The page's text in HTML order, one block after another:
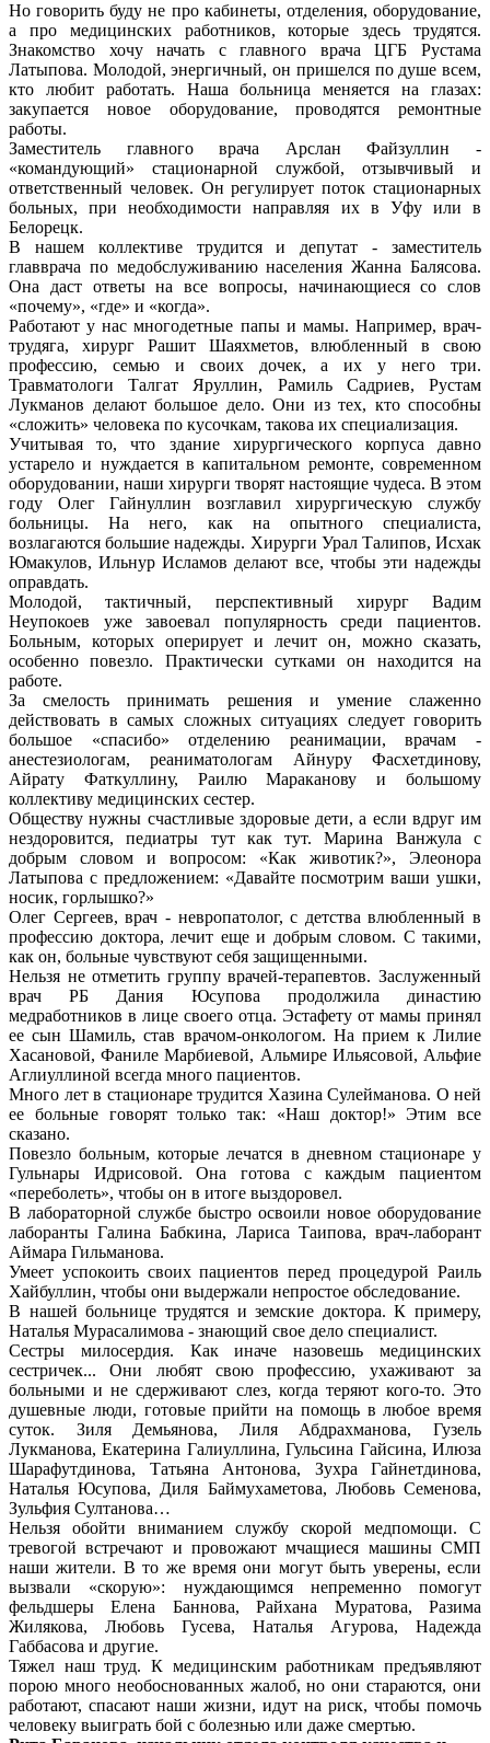
Но говорить буду не про кабинеты, отделения, оборудование,
а про медицинских работников, которые здесь трудятся.
Знакомство хочу начать с главного врача ЦГБ Рустама
Латыпова. Молодой, энергичный, он пришелся по душе всем,
кто любит работать. Наша больница меняется на глазах:
закупается новое оборудование, проводятся ремонтные
работы.
Заместитель главного врача Арслан Файзуллин -
«командующий» стационарной службой, отзывчивый и
ответственный человек. Он регулирует поток стационарных
больных, при необходимости направляя их в Уфу или в
Белорецк.
В нашем коллективе трудится и депутат - заместитель
главврача по медобслуживанию населения Жанна Балясова.
Она даст ответы на все вопросы, начинающиеся со слов
«почему», «где» и «когда».
Работают у нас многодетные папы и мамы. Например, врач-
трудяга, хирург Рашит Шаяхметов, влюбленный в свою
профессию, семью и своих дочек, а их у него три.
Травматологи Талгат Яруллин, Рамиль Садриев, Рустам
Лукманов делают большое дело. Они из тех, кто способны
«сложить» человека по кусочкам, такова их специализация.
Учитывая то, что здание хирургического корпуса давно
устарело и нуждается в капитальном ремонте, современном
оборудовании, наши хирурги творят настоящие чудеса. В этом
году Олег Гайнуллин возглавил хирургическую службу
больницы. На него, как на опытного специалиста,
возлагаются большие надежды. Хирурги Урал Талипов, Исхак
Юмакулов, Ильнур Исламов делают все, чтобы эти надежды
оправдать.
Молодой, тактичный, перспективный хирург Вадим
Неупокоев уже завоевал популярность среди пациентов.
Больным, которых оперирует и лечит он, можно сказать,
особенно повезло. Практически сутками он находится на
работе.
За смелость принимать решения и умение слаженно
действовать в самых сложных ситуациях следует говорить
большое «спасибо» отделению реанимации, врачам -
анестезиологам, реаниматологам Айнуру Фасхетдинову,
Айрату Фаткуллину, Раилю Мараканову и большому
коллективу медицинских сестер.
Обществу нужны счастливые здоровые дети, а если вдруг им
нездоровится, педиатры тут как тут. Марина Ванжула с
добрым словом и вопросом: «Как животик?», Элеонора
Латыпова с предложением: «Давайте посмотрим ваши ушки,
носик, горлышко?»
Олег Сергеев, врач - невропатолог, с детства влюбленный в
профессию доктора, лечит еще и добрым словом. С такими,
как он, больные чувствуют себя защищенными.
Нельзя не отметить группу врачей-терапевтов. Заслуженный
врач РБ Дания Юсупова продолжила династию
медработников в лице своего отца. Эстафету от мамы принял
ее сын Шамиль, став врачом-онкологом. На прием к Лилие
Хасановой, Фаниле Марбиевой, Альмире Ильясовой, Альфие
Аглиуллиной всегда много пациентов.
Много лет в стационаре трудится Хазина Сулейманова. О ней
ее больные говорят только так: «Наш доктор!» Этим все
сказано.
Повезло больным, которые лечатся в дневном стационаре у
Гульнары Идрисовой. Она готова с каждым пациентом
«переболеть», чтобы он в итоге выздоровел.
В лабораторной службе быстро освоили новое оборудование
лаборанты Галина Бабкина, Лариса Таипова, врач-лаборант
Аймара Гильманова.
Умеет успокоить своих пациентов перед процедурой Раиль
Хайбуллин, чтобы они выдержали непростое обследование.
В нашей больнице трудятся и земские доктора. К примеру,
Наталья Мурасалимова - знающий свое дело специалист.
Сестры милосердия. Как иначе назовешь медицинских
сестричек... Они любят свою профессию, ухаживают за
больными и не сдерживают слез, когда теряют кого-то. Это
душевные люди, готовые прийти на помощь в любое время
суток. Зиля Демьянова, Лиля Абдрахманова, Гузель
Лукманова, Екатерина Галиуллина, Гульсина Гайсина, Илюза
Шарафутдинова, Татьяна Антонова, Зухра Гайнетдинова,
Наталья Юсупова, Диля Баймухаметова, Любовь Семенова,
Зульфия Султанова…
Нельзя обойти вниманием службу скорой медпомощи. С
тревогой встречают и провожают мчащиеся машины СМП
наши жители. В то же время они могут быть уверены, если
вызвали «скорую»: нуждающимся непременно помогут
фельдшеры Елена Баннова, Райхана Муратова, Разима
Жилякова, Любовь Гусева, Наталья Агурова, Надежда
Габбасова и другие.
Тяжел наш труд. К медицинским работникам предъявляют
порою много необоснованных жалоб, но они стараются, они
работают, спасают наши жизни, идут на риск, чтобы помочь
человеку выиграть бой с болезнью или даже смертью.